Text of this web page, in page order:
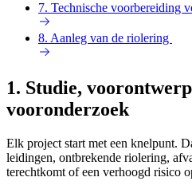
7. Technische voorbereiding
8. Aanleg van de riolering
1. Studie,
vooronderzoek
Elk project start met een knelpunt.
leidingen, ontbrekende riolering,
terechtkomt of een verhoogd risico